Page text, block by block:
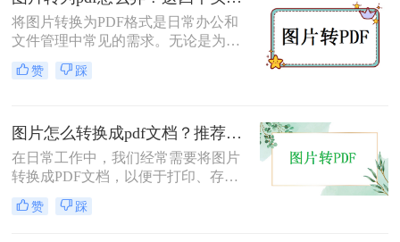
实现图片转pdf！
将图片转换为PDF格式是日常办公和
文件管理中常见的需求。无论是为了
方便查阅、节省存储空间，还是为了
保持文件的一致性，图片转PDF都是
转换为PDF的方法。
赞 踩
图片怎么转换成pdf文档？推荐四种转换方法!
在日常工作中，我们经常需要将图片
转换成PDF文档，以便于打印、存档
或通过电子邮件发送。无论是单张图
片还是多张图片的集合，了解图片怎
赞 踩